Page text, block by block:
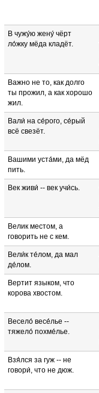
В чужу́ю жену́ чёрт
ло́жку мёда кладёт.
Важно не то, как долго
ты прожил, а как хорошо
жил.
Вали́ на се́рого, се́рый
всё свезёт.
Вашими уста́ми, да мёд
пить.
Век живи́ -- век учи́сь.
Велик местом, а
говорить не с кем.
Вели́к те́лом, да мал
де́лом.
Вертит языком, что
корова хвостом.
Весело́ весе́лье --
тяжело́ похме́лье.
Взя́лся за гуж -- не
говори́, что не дюж.